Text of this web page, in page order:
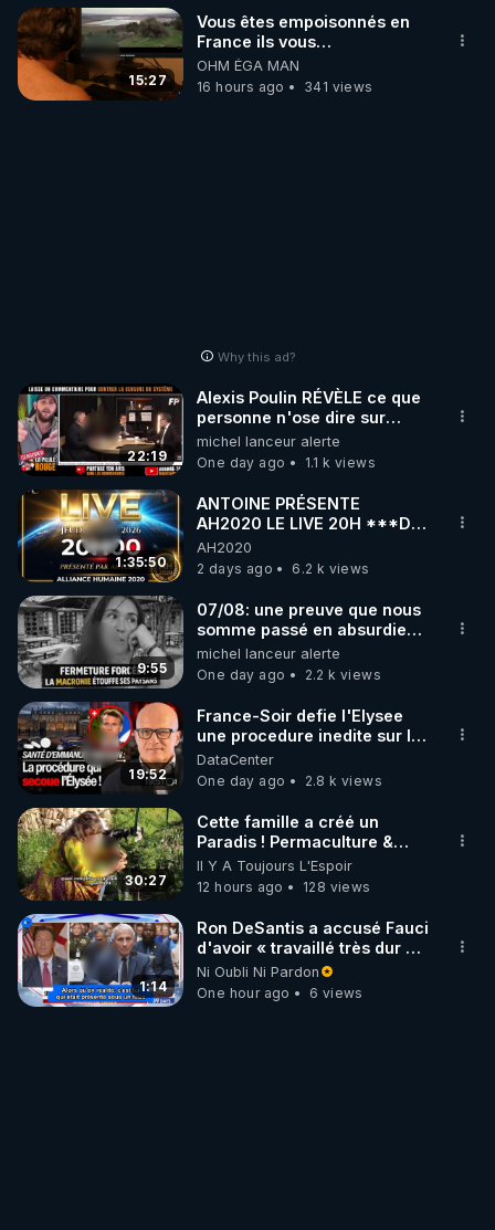
https://crowdbunker.com/@Amelie_Paul
• Facebook :
https://www.facebook.com/ameliepaulfanpage
• Odysee : https://odysee.com/@ameliepaul
👉 Ma chronique "Le vaccin Covid : sûr et efficace
? Que disent les contrats suisses ?"
• Sources : https://chloeframmery.ch/liberez-linfo-
n49
• Diaporama :
https://chloeframmery.ch/wp-
content/uploads/presentation-les-contrats-suisses-
enfin-publies-sans-caviardage.pptx
https://chloeframmery.ch/wp-
content/uploads/presentation-les-contrats-suisses-
enfin-publies-sans-caviardage.pdf
15:27
Vous êtes empoisonnés en
France ils vous
empoisonnent tranquille
OHM ÉGA MAN
16 hours ago
341 views
Why this ad?
22:19
Alexis Poulin RÉVÈLE ce que
personne n'ose dire sur
l'Union européenne (C'est
explosif)
michel lanceur alerte
One day ago
1.1 k views
1:35:50
ANTOINE PRÉSENTE
AH2020 LE LIVE 20H ***DU
06/08/2026***
AH2020
2 days ago
6.2 k views
9:55
07/08: une preuve que nous
somme passé en absurdie
une dictature qui veut faire
taire ses opposant !
michel lanceur alerte
One day ago
2.2 k views
19:52
France-Soir defie l'Elysee
une procedure inedite sur la
sante du president - Nexus
DataCenter
One day ago
2.8 k views
30:27
Cette famille a créé un
Paradis ! Permaculture &
Autonomie
Il Y A Toujours L'Espoir
12 hours ago
128 views
1:14
Ron DeSantis a accusé Fauci
d'avoir « travaillé très dur »
pour de longues fermetures
d'écoles
Ni Oubli Ni Pardon
One hour ago
6 views